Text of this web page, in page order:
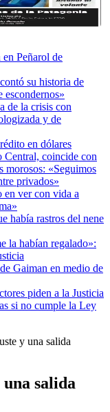
Peñarol de
su historia de
de la crisis con
y de
en dólares
Central, coincide con
morosos: «Seguimos
privados»
en ver con vida a
había rastros del nene
la habían regalado»:
Gaiman en medio de
piden a la Justicia
si no cumple la Ley
y una salida
salida